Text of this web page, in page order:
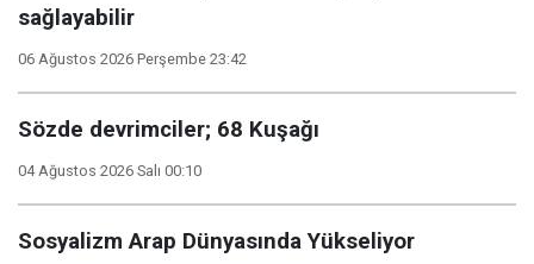
sağlayabilir
06 Ağustos 2026 Perşembe 23:42
Sözde devrimciler; 68 Kuşağı
04 Ağustos 2026 Salı 00:10
Sosyalizm Arap Dünyasında Yükseliyor